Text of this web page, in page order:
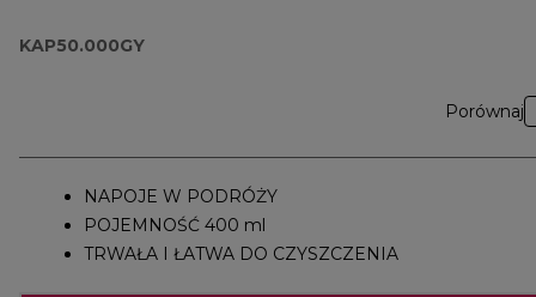
KAP50.000GY
Porównaj
NAPOJE W PODRÓŻY
POJEMNOŚĆ 400 ml
TRWAŁA I ŁATWA DO CZYSZCZENIA